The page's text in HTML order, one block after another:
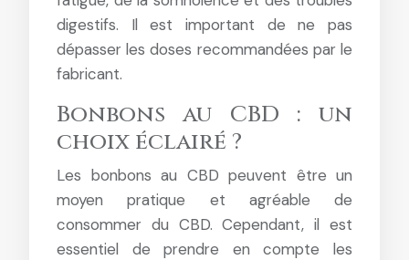
digestifs. Il est important de ne pas
dépasser les doses recommandées par le
fabricant.
Bonbons au CBD : un
choix éclairé ?
Les bonbons au CBD peuvent être un
moyen pratique et agréable de
consommer du CBD. Cependant, il est
essentiel de prendre en compte les